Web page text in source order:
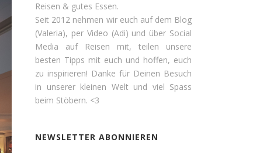
Reisen & gutes Essen.
Seit 2012 nehmen wir euch auf dem Blog
(Valeria), per Video (Adi) und über Social
Media auf Reisen mit, teilen unsere
besten Tipps mit euch und hoffen, euch
zu inspirieren! Danke für Deinen Besuch
in unserer kleinen Welt und viel Spass
beim Stöbern. <3
NEWSLETTER ABONNIEREN